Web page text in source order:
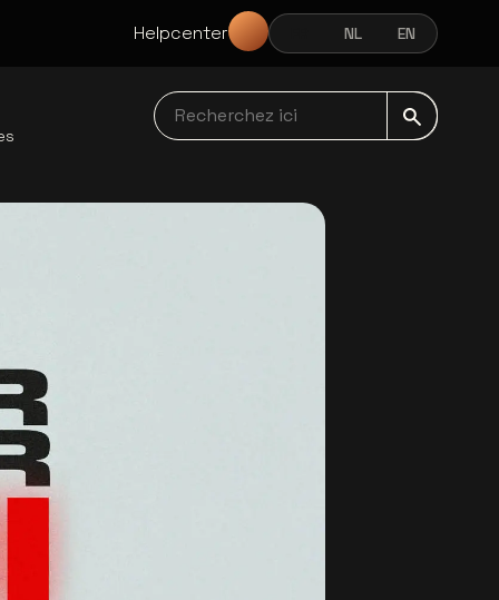
Helpcenter FRANÇAISNEDERLANDS
NL ENGLISH
EN
Recherchez ici navbar